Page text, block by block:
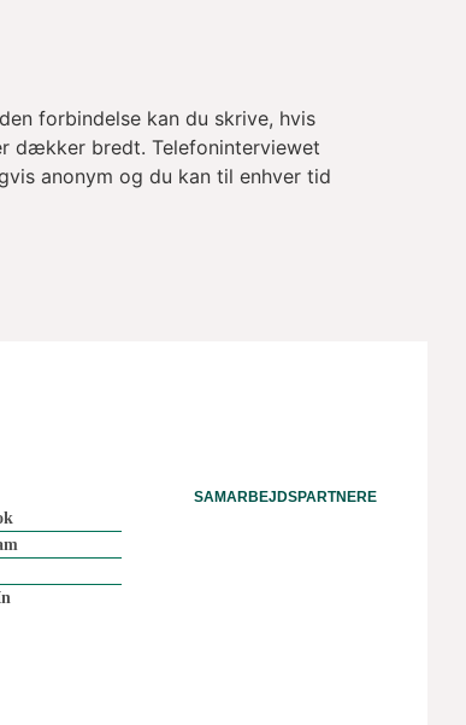
forbindelse kan du skrive, hvis
dækker bredt. Telefoninterviewet
anonym og du kan til enhver tid
SAMARBEJDSPARTNERE